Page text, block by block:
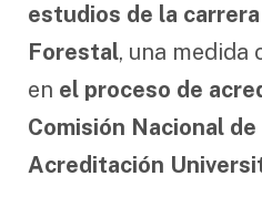
estudios de la
Forestal, una medida
en el proceso de
Comisión Nacional
Acreditación